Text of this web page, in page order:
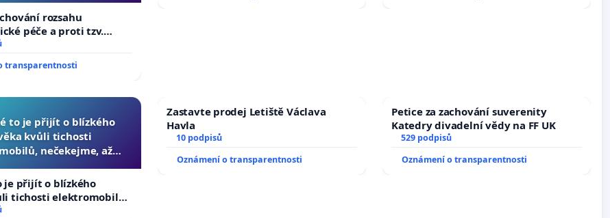
rozsahu
péče a proti tzv.
operačních výkonů
transparentnosti
to je přijít o blízkého
kvůli tichosti
nečekejme, až
auta!
je přijít o blízkého
tichosti elektromobilů,
až přibydou další,
Zastavte prodej Letiště Václava
Havla
10 podpisů
Oznámení o transparentnosti
Petice za zachování suverenity
Katedry divadelní vědy na FF UK
529 podpisů
Oznámení o transparentnosti